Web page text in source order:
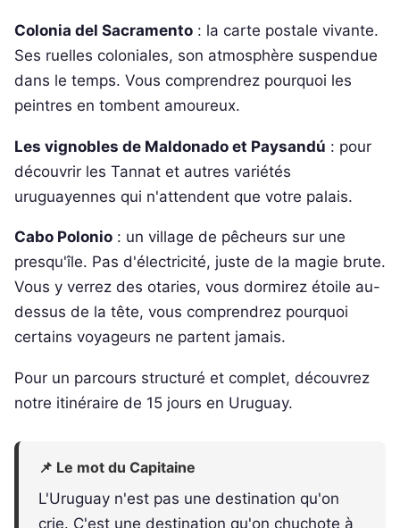
Colonia del Sacramento : la carte postale vivante.
Ses ruelles coloniales, son atmosphère suspendue
dans le temps. Vous comprendrez pourquoi les
peintres en tombent amoureux.
Les vignobles de Maldonado et Paysandú : pour
découvrir les Tannat et autres variétés
uruguayennes qui n'attendent que votre palais.
Cabo Polonio : un village de pêcheurs sur une
presqu'île. Pas d'électricité, juste de la magie brute.
Vous y verrez des otaries, vous dormirez étoile au-
dessus de la tête, vous comprendrez pourquoi
certains voyageurs ne partent jamais.
Pour un parcours structuré et complet, découvrez
notre itinéraire de 15 jours en Uruguay.
📌 Le mot du Capitaine
L'Uruguay n'est pas une destination qu'on
crie. C'est une destination qu'on chuchote à